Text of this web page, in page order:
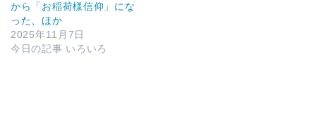
から「お稲荷様信仰」にな
った、ほか
2025年11月7日
今日の記事 いろいろ